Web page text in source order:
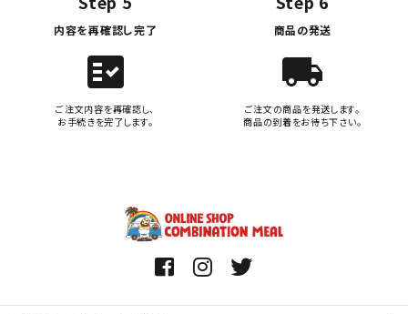
内容を再確認し完了
fact_check
ご注文内容を再確認し、
お手続きを完了します。
商品の発送
local_shipping
ご注文の商品を発送します。
商品の到着をお待ち下さい。